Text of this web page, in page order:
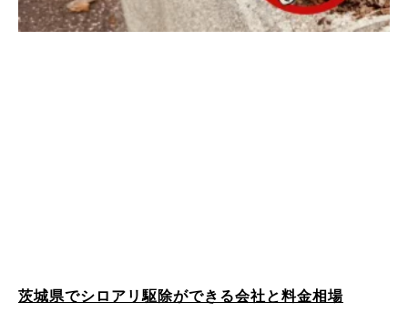
茨城県でシロアリ駆除ができる会社と料金相場